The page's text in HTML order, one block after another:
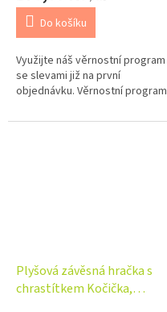
Do košíku
Využijte náš věrnostní program
se slevami již na první
objednávku. Věrnostní program
Plyšová závěsná hračka s
chrastítkem Kočička,